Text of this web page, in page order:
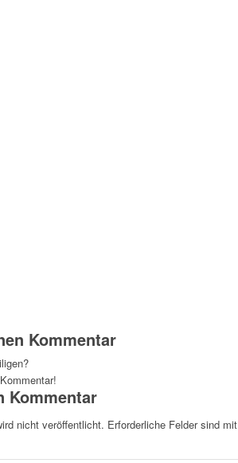
Kommentar
Kommentar
nicht veröffentlicht. Erforderliche Felder sind mit